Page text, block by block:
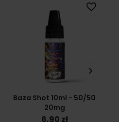
Baza Shot 10ml - 50/50
20mg
6,90 zł
favorite_border
keyboard_arrow_right